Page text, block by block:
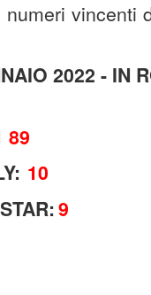
vincenti
2022 - IN
89
10
9